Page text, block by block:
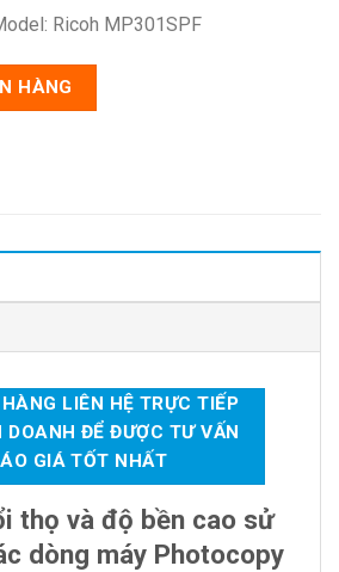
Ricoh MP301SPF
HÀNG
LIÊN HỆ TRỰC TIẾP
DOANH ĐỂ ĐƯỢC TƯ VẤN
GIÁ TỐT NHẤT
thọ và độ bền cao sử
dòng máy Photocopy